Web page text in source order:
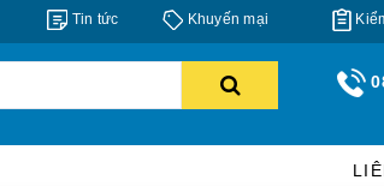
Khuyến mại
Tin tức